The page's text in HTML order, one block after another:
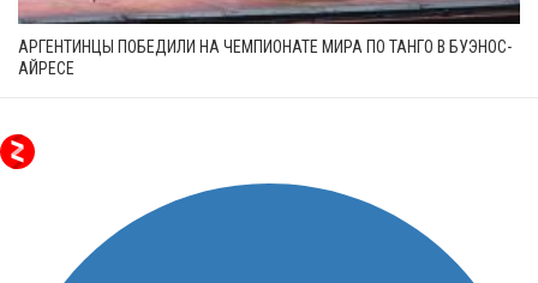
АРГЕНТИНЦЫ ПОБЕДИЛИ НА ЧЕМПИОНАТЕ МИРА ПО ТАНГО В БУЭНОС-
АЙРЕСЕ